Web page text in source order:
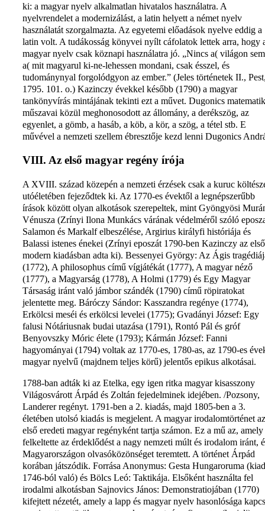
ki: a magyar nyelv alkalmatlan hivatalos használatra. A
nyelvrendelet a modernizálást, a latin helyett a német nyelv
használatát szorgalmazta. Az egyetemi előadások nyelve eddig a
latin volt. A tudákosság könyvei nyílt cáfolatok lettek arra, hogy
magyar nyelv csak köznapi használatra jó. „Nincs a( világon
a( mit magyarul ki-ne-lehessen mondani, csak ésszel, és
tudománynyal forgolódgyon az ember.” (Jeles történetek II.,
1795. 101. o.) Kazinczy évekkel később (1790) a magyar
tankönyvírás mintájának tekinti ezt a művet. Dugonics
műszavai közül meghonosodott az állomány, a derékszög, az
egyenlet, a gömb, a hasáb, a köb, a kör, a szög, a tétel stb. E
művével a nemzeti szellem ébresztője kezd lenni Dugonics
VIII. Az első magyar regény írója
A XVIII. század közepén a nemzeti érzések csak a kuruc
utóéletében fejeződtek ki. Az 1770-es évektől a legnépszerűbb
írások között olyan alkotások szerepeltek, mint Gyöngyösi
Vénusza (Zrínyi Ilona Munkács várának védelméről szóló
Salamon és Markalf elbeszélése, Argirius királyfi históriája és
Balassi istenes énekei (Zrínyi eposzát 1790-ben Kazinczy az első
modern kiadásban adta ki). Bessenyei György: Az Ágis
(1772), A philosophus című vígjátékát (1777), A magyar néző
(1777), a Magyarság (1778), A Holmi (1779) és Egy Magyar
Társaság iránt való jámbor szándék (1790) című röpiratokat
jelentette meg. Báróczy Sándor: Kasszandra regénye (1774),
Erkölcsi meséi és erkölcsi levelei (1775); Gvadányi József: Egy
falusi Nótáriusnak budai utazása (1791), Rontó Pál és gróf
Benyovszky Móric élete (1793); Kármán József: Fanni
hagyományai (1794) voltak az 1770-es, 1780-as, az 1790-es
magyar nyelvű (majdnem teljes körű) jelentős epikus alkotásai.
1788-ban adták ki az Etelka, egy igen ritka magyar kisasszony
Világosvárott Árpád és Zoltán fejedelminek idejében. /Pozsony,
Landerer regényt. 1791-ben a 2. kiadás, majd 1805-ben a 3.
életében utolsó kiadás is megjelent. A magyar irodalomtörténet az
első eredeti magyar regényként tartja számon. Ez a mű az, amely
felkeltette az érdeklődést a nagy nemzeti múlt és irodalom iránt,
Magyarországon olvasóközönséget teremtett. A történet Árpád
korában játszódik. Forrása Anonymus: Gesta Hungaroruma
1746-ból való) és Bölcs Leó: Taktikája. Elsőként használta fel
irodalmi alkotásban Sajnovics János: Demonstratiojában (1770)
kifejtett nézetét, amely a lapp és magyar nyelv hasonlósága